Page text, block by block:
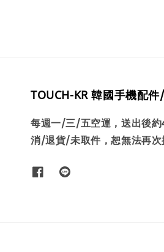
TOUCH-KR 韓國手機配
每週一/三/五空運，送出後
消/退貨/未取件，恕無法再次